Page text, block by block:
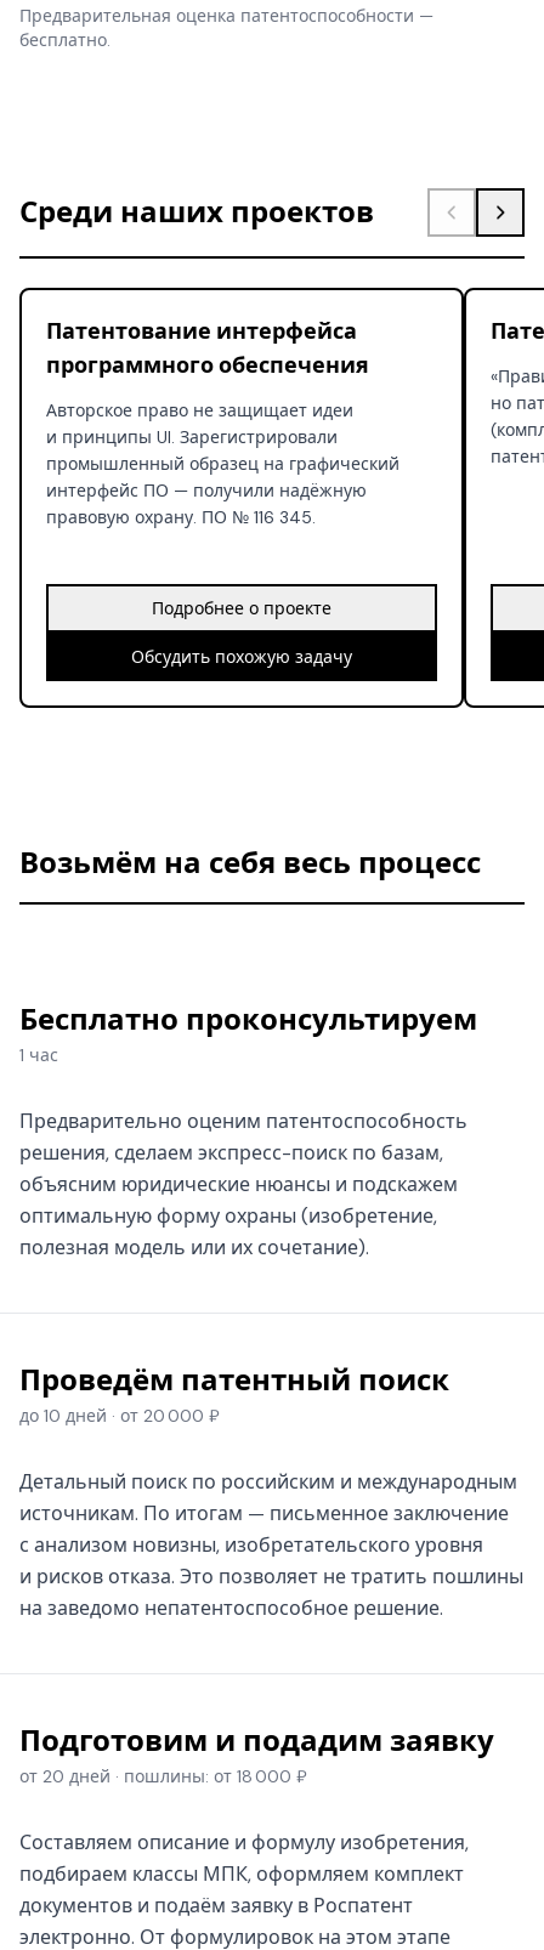
Предварительная оценка патентоспособности —
бесплатно.
Среди наших проектов
Патентование интерфейса
программного обеспечения
Авторское право не защищает идеи
и принципы UI. Зарегистрировали
промышленный образец на графический
интерфейс ПО — получили надёжную
правовую охрану. ПО № 116 345.
Подробнее о проекте
Обсудить похожую задачу
но
Возьмём на себя весь процесс
Бесплатно проконсультируем
1 час
Предварительно оценим патентоспособность
решения, сделаем экспресс-поиск по базам,
объясним юридические нюансы и подскажем
оптимальную форму охраны (изобретение,
полезная модель или их сочетание).
Проведём патентный поиск
до 10 дней · от 20 000 ₽
Детальный поиск по российским и международным
источникам. По итогам — письменное заключение
с анализом новизны, изобретательского уровня
и рисков отказа. Это позволяет не тратить пошлины
на заведомо непатентоспособное решение.
Подготовим и подадим заявку
от 20 дней · пошлины: от 18 000 ₽
Составляем описание и формулу изобретения,
подбираем классы МПК, оформляем комплект
документов и подаём заявку в Роспатент
электронно. От формулировок на этом этапе